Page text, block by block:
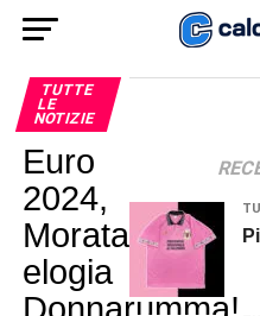
TUTTE
LE
NOTIZIE
Euro
2024,
Morata
elogia